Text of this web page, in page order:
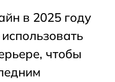
в 2025 году
чтобы